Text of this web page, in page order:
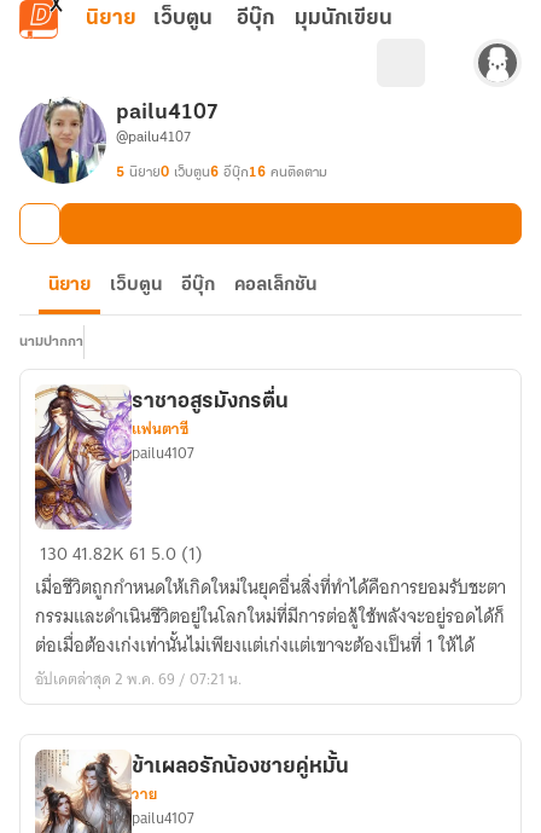
ข้ามไปยังเนื้อหาหลัก
นิยาย เว็บตูน อีบุ๊ก มุมนักเขียน
pailu4107
@pailu4107
5 นิยาย0 เว็บตูน6 อีบุ๊ก16 คนติดตาม
นิยาย เว็บตูน อีบุ๊ก คอลเล็กชัน
นามปากกา
ราชา
อสูร
มังกร
ตื่น
ราชาอสูรมังกรตื่น
แฟนตาซี
pailu4107
13041.82K61 5.0 (1)
เมื่อชีวิตถูกกำหนดให้เกิดใหม่ในยุคอื่นสิ่งที่ทำได้คือการยอมรับชะตา
กรรมและดำเนินชีวิตอยู่ในโลกใหม่ที่มีการต่อสู้ใช้พลังจะอยู่รอดได้ก็
ต่อเมื่อต้องเก่งเท่านั้นไม่เพียงแต่เก่งแต่เขาจะต้องเป็นที่ 1 ให้ได้
อัปเดตล่าสุด 2 พ.ค. 69 / 07:21 น.
ข้าเผลอรักน้องชายคู่หมั้น
วาย
pailu4107